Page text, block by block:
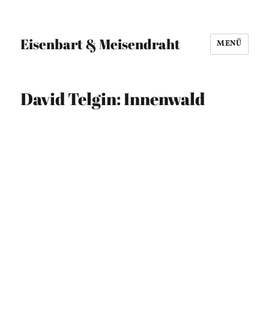
Eisenbart & Meisendraht MENÜ
David Telgin: Innenwald